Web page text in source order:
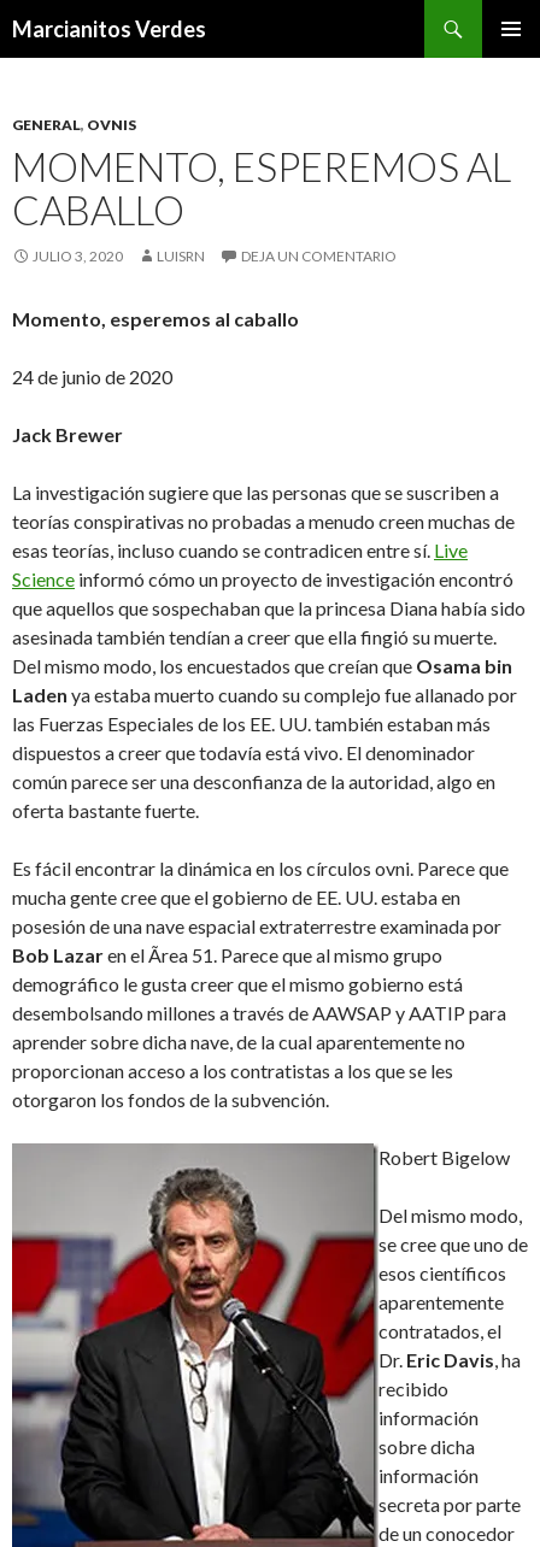
Marcianitos Verdes
GENERAL, OVNIS
MOMENTO, ESPEREMOS AL
CABALLO
JULIO 3, 2020 LUISRN DEJA UN COMENTARIO
Momento, esperemos al caballo
24 de junio de 2020
Jack Brewer
La investigación sugiere que las personas que se suscriben a
teorías conspirativas no probadas a menudo creen muchas de
esas teorías, incluso cuando se contradicen entre sí. Live
Science informó cómo un proyecto de investigación encontró
que aquellos que sospechaban que la princesa Diana había sido
asesinada también tendían a creer que ella fingió su muerte.
Del mismo modo, los encuestados que creían que Osama bin
Laden ya estaba muerto cuando su complejo fue allanado por
las Fuerzas Especiales de los EE. UU. también estaban más
dispuestos a creer que todavía está vivo. El denominador
común parece ser una desconfianza de la autoridad, algo en
oferta bastante fuerte.
Es fácil encontrar la dinámica en los círculos ovni. Parece que
mucha gente cree que el gobierno de EE. UU. estaba en
posesión de una nave espacial extraterrestre examinada por
Bob Lazaren el Ãrea 51. Parece que al mismo grupo
demográfico le gusta creer que el mismo gobierno está
desembolsando millones a través de AAWSAP y AATIP para
aprender sobre dicha nave, de la cual aparentemente no
proporcionan acceso a los contratistas a los que se les
otorgaron los fondos de la subvención.
Robert Bigelow
Del mismo modo,
se cree que uno de
esos científicos
aparentemente
contratados, el
Dr. Eric Davis, ha
recibido
información
sobre dicha
información
secreta por parte
de un conocedor